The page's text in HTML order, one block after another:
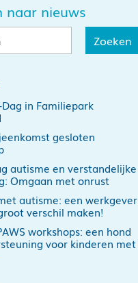
naar nieuws
in Familiepark
gesloten
autisme en verstandelijke
Omgaan met onrust
autisme: een werkgever
verschil maken!
workshops: een hond
voor kinderen met